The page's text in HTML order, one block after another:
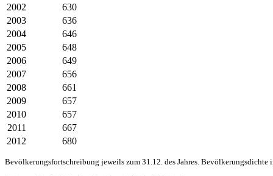
2002
630
2003
636
2004
646
2005
648
2006
649
2007
656
2008
661
2009
657
2010
657
2011
667
2012
680
Bevölkerungsfortschreibung jeweils zum 31.12. des Jahres. Bevölkerungsdichte